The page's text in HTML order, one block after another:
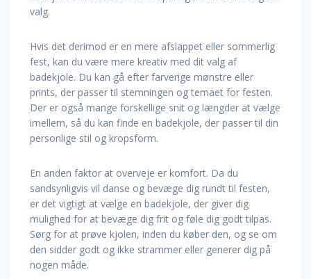
valg.
Hvis det derimod er en mere afslappet eller sommerlig
fest, kan du være mere kreativ med dit valg af
badekjole. Du kan gå efter farverige mønstre eller
prints, der passer til stemningen og temaet for festen.
Der er også mange forskellige snit og længder at vælge
imellem, så du kan finde en badekjole, der passer til din
personlige stil og kropsform.
En anden faktor at overveje er komfort. Da du
sandsynligvis vil danse og bevæge dig rundt til festen,
er det vigtigt at vælge en badekjole, der giver dig
mulighed for at bevæge dig frit og føle dig godt tilpas.
Sørg for at prøve kjolen, inden du køber den, og se om
den sidder godt og ikke strammer eller generer dig på
nogen måde.